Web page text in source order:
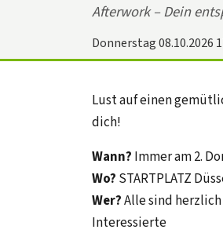
Afterwork – Dein
Donnerstag 08.10.2026
Lust auf einen
dich!
Wann? Immer am 2.
Wo? STARTPLATZ
Wer?Alle sind
Interessierte